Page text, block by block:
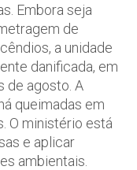
Embora seja
de
a unidade
danificada, em
de agosto. A
queimadas em
O ministério está
e aplicar
ambientais.